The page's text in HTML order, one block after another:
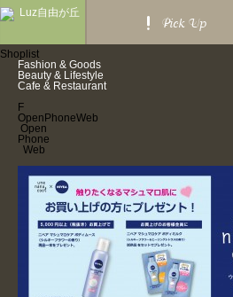
Pick Up
Shoplist
Fashion & Goods
Beauty & Lifestyle
Cafe & Restaurant
F
Open PhoneWeb
Open
Phone
Web